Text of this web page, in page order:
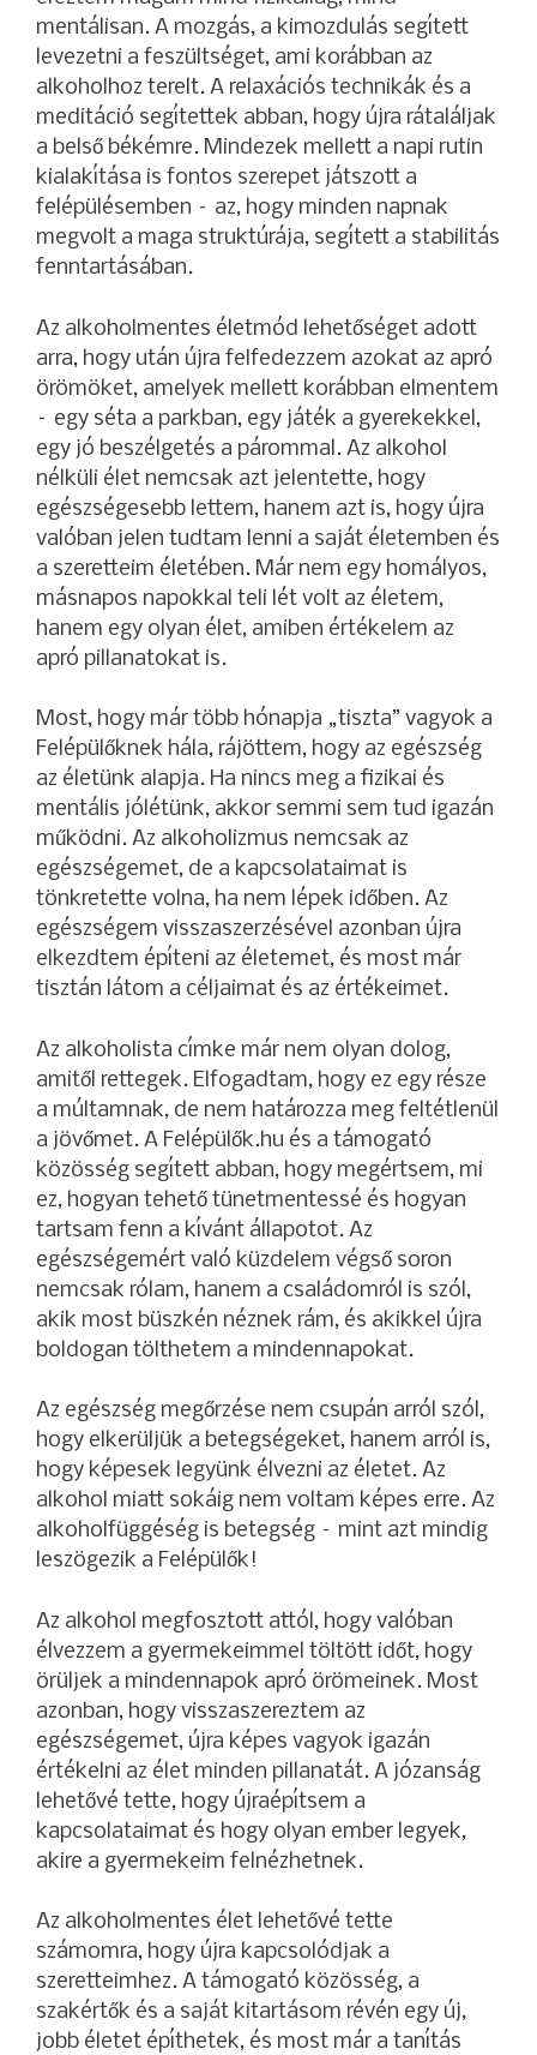
mentálisan. A mozgás, a kimozdulás segített
levezetni a feszültséget, ami korábban az
alkoholhoz terelt. A relaxációs technikák és a
meditáció segítettek abban, hogy újra rátaláljak
a belső békémre. Mindezek mellett a napi rutin
kialakítása is fontos szerepet játszott a
felépülésemben – az, hogy minden napnak
megvolt a maga struktúrája, segített a stabilitás
fenntartásában.
Az alkoholmentes életmód lehetőséget adott
arra, hogy után újra felfedezzem azokat az apró
örömöket, amelyek mellett korábban elmentem
– egy séta a parkban, egy játék a gyerekekkel,
egy jó beszélgetés a párommal. Az alkohol
nélküli élet nemcsak azt jelentette, hogy
egészségesebb lettem, hanem azt is, hogy újra
valóban jelen tudtam lenni a saját életemben és
a szeretteim életében. Már nem egy homályos,
másnapos napokkal teli lét volt az életem,
hanem egy olyan élet, amiben értékelem az
apró pillanatokat is.
Most, hogy már több hónapja „tiszta” vagyok a
Felépülőknek hála, rájöttem, hogy az egészség
az életünk alapja. Ha nincs meg a fizikai és
mentális jólétünk, akkor semmi sem tud igazán
működni. Az alkoholizmus nemcsak az
egészségemet, de a kapcsolataimat is
tönkretette volna, ha nem lépek időben. Az
egészségem visszaszerzésével azonban újra
elkezdtem építeni az életemet, és most már
tisztán látom a céljaimat és az értékeimet.
Az alkoholista címke már nem olyan dolog,
amitől rettegek. Elfogadtam, hogy ez egy része
a múltamnak, de nem határozza meg feltétlenül
a jövőmet. A Felépülők.hu és a támogató
közösség segített abban, hogy megértsem, mi
ez, hogyan tehető tünetmentessé és hogyan
tartsam fenn a kívánt állapotot. Az
egészségemért való küzdelem végső soron
nemcsak rólam, hanem a családomról is szól,
akik most büszkén néznek rám, és akikkel újra
boldogan tölthetem a mindennapokat.
Az egészség megőrzése nem csupán arról szól,
hogy elkerüljük a betegségeket, hanem arról is,
hogy képesek legyünk élvezni az életet. Az
alkohol miatt sokáig nem voltam képes erre. Az
alkoholfüggéség is betegség – mint azt mindig
leszögezik a Felépülők!
Az alkohol megfosztott attól, hogy valóban
élvezzem a gyermekeimmel töltött időt, hogy
örüljek a mindennapok apró örömeinek. Most
azonban, hogy visszaszereztem az
egészségemet, újra képes vagyok igazán
értékelni az élet minden pillanatát. A józanság
lehetővé tette, hogy újraépítsem a
kapcsolataimat és hogy olyan ember legyek,
akire a gyermekeim felnézhetnek.
Az alkoholmentes élet lehetővé tette
számomra, hogy újra kapcsolódjak a
szeretteimhez. A támogató közösség, a
szakértők és a saját kitartásom révén egy új,
jobb életet építhetek, és most már a tanítás